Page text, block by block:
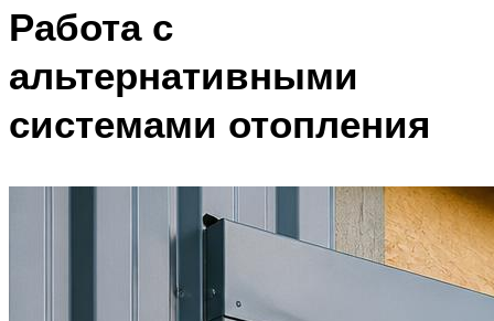
Работа с
альтернативными
системами отопления